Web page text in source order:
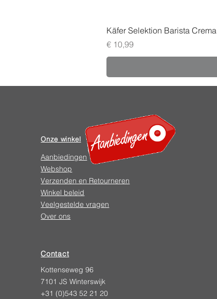
Käfer Selektion Barista Crema
Prijs
€ 10,99
Aanbiedingen
Webshop
Verzenden en Retourneren
Winkel beleid
Veelgestelde vragen
Over ons
Onze winkel
Contact
Kottenseweg 96
7101 JS Winterswijk
+31 (0)543 52 21 20